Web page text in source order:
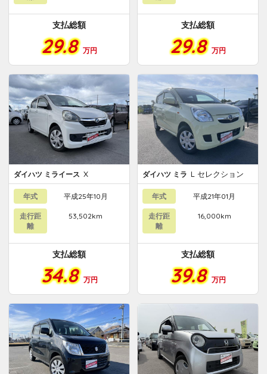
支払総額
29.8 万円
支払総額
29.8 万円
ダイハツ ミライース X
年式 平成25年10月
走行距
離
53,502km
支払総額
34.8 万円
ダイハツ ミラ L セレクション
年式 平成21年01月
走行距
離
16,000km
支払総額
39.8 万円